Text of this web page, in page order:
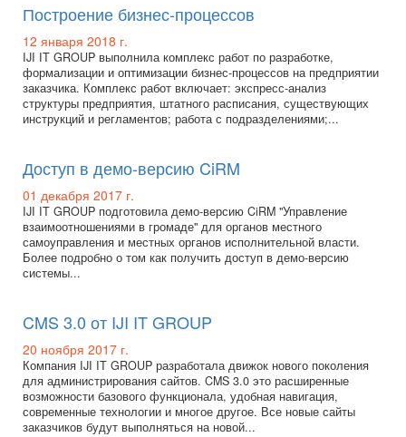
Построение бизнес-процессов
12 января 2018 г.
IJI IT GROUP выполнила комплекс работ по разработке,
формализации и оптимизации бизнес-процессов на предприятии
заказчика. Комплекс работ включает: экспресс-анализ
структуры предприятия, штатного расписания, существующих
инструкций и регламентов; работа с подразделениями;...
Доступ в демо-версию CiRM
01 декабря 2017 г.
IJI IT GROUP подготовила демо-версию CiRM "Управление
взаимоотношениями в громаде" для органов местного
самоуправления и местных органов исполнительной власти.
Более подробно о том как получить доступ в демо-версию
системы...
CMS 3.0 от IJI IT GROUP
20 ноября 2017 г.
Компания IJI IT GROUP разработала движок нового поколения
для администрирования сайтов. CMS 3.0 это расширенные
возможности базового функционала, удобная навигация,
современные технологии и многое другое. Все новые сайты
заказчиков будут выполняться на новой...